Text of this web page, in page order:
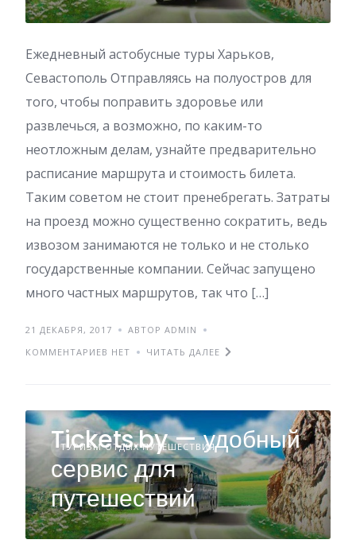
Ежедневный астобусные туры Харьков,
Севастополь Отправляясь на полуостров для
того, чтобы поправить здоровье или
развлечься, а возможно, по каким-то
неотложным делам, узнайте предварительно
расписание маршрута и стоимость билета.
Таким советом не стоит пренебрегать. Затраты
на проезд можно существенно сократить, ведь
извозом занимаются не только и не столько
государственные компании. Сейчас запущено
много частных маршрутов, так что […]
21 ДЕКАБРЯ, 2017
АВТОР ADMIN
КОММЕНТАРИЕВ НЕТ
ЧИТАТЬ ДАЛЕЕ
ТУРИЗМ ОТДЫХ ПУТЕШЕСТВИЯ
Tickets.by — удобный
сервис для
путешествий